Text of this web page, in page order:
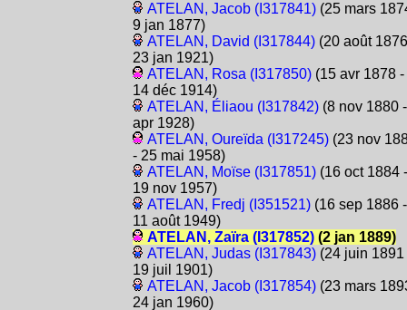
ATELAN, Jacob (I317841)(25 mars
9 jan 1877)
ATELAN, David (I317844)(20 août
23 jan 1921)
ATELAN, Rosa (I317850)(15 avr 1878 -
14 déc 1914)
ATELAN, Éliaou (I317842)(8 nov 1880 -
apr 1928)
ATELAN, Oureïda (I317245)(23 nov
- 25 mai 1958)
ATELAN, Moïse (I317851)(16 oct 1884 -
19 nov 1957)
ATELAN, Fredj (I351521)(16 sep 1886 -
11 août 1949)
ATELAN, Zaïra (I317852)(2 jan 1889)
ATELAN, Judas (I317843)(24 juin 1891
19 juil 1901)
ATELAN, Jacob (I317854)(23 mars
24 jan 1960)